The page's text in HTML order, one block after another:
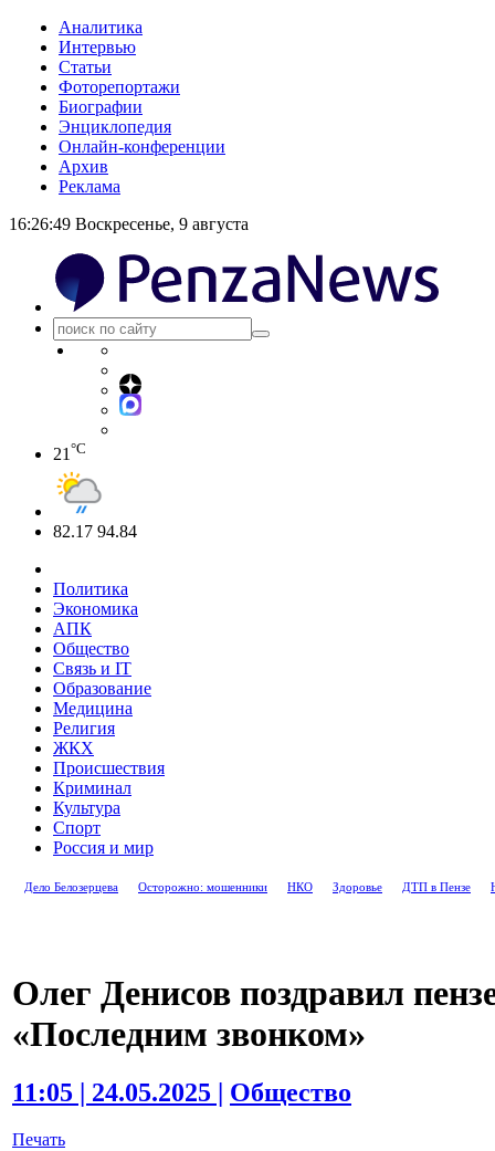
Аналитика
Интервью
Статьи
Фоторепортажи
Биографии
Энциклопедия
Онлайн-конференции
Архив
Реклама
16:26:49 Воскресенье, 9 августа
21 °C
82.17 94.84
Политика
Экономика
АПК
Общество
Связь и IT
Образование
Медицина
Религия
ЖКХ
Происшествия
Криминал
Культура
Спорт
Россия и мир
Дело Белозерцева Осторожно: мошенники НКО Здоровье ДТП в Пензе
Олег Денисов поздравил
«Последним звонком»
11:05 | 24.05.2025 | Общество
Печать